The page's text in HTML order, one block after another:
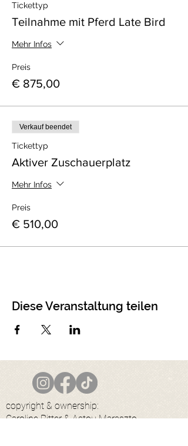
Tickettyp
Teilnahme mit Pferd Late Bird
Mehr Infos
Preis
€ 875,00
Verkauf beendet
Tickettyp
Aktiver Zuschauerplatz
Mehr Infos
Preis
€ 510,00
Diese Veranstaltung teilen
copyright & ownership:
Caroline Ritter & Astou Maraszto